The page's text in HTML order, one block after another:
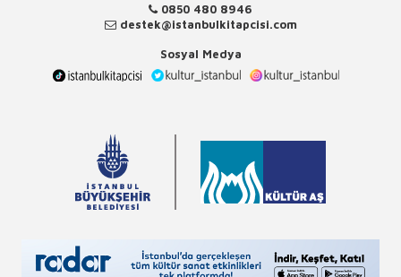
0850 480 8946
destek@istanbulkitapcisi.com
Sosyal Medya